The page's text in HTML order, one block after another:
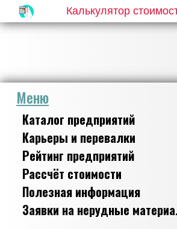
Калькулятор
Меню
Каталог предприятий
Карьеры и перевалки
Рейтинг предприятий
Рассчёт стоимости
Полезная информация
Заявки на нерудные